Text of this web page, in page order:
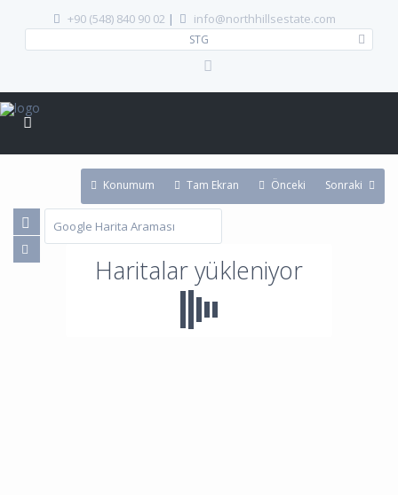
+90 (548) 840 90 02 | info@northhillsestate.com
STG
Haritalar yükleniyor
Konumum Tam Ekran Önceki Sonraki